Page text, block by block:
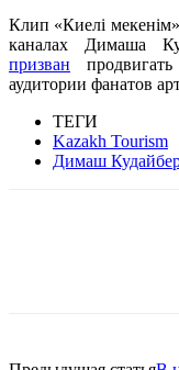
Клип «Киелі
каналах Димаша
призван
аудитории фанатов
ТЕГИ
Kazakh Tourism
Димаш